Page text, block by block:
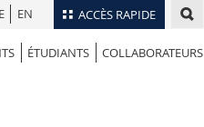
ACCÈS RAPIDE
Annuaire du personnel
EN
ÉTUDIANTS COLLABORATEURS